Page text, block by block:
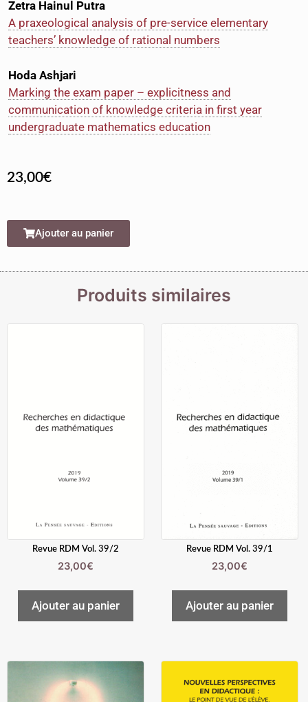
Zetra Hainul Putra
A praxeological analysis of pre-service elementary
teachers’ knowledge of rational numbers
Hoda Ashjari
Marking the exam paper – explicitness and
communication of knowledge criteria in first year
undergraduate mathematics education
23,00€
Ajouter au panier
Produits similaires
Revue RDM Vol. 39/2
23,00€
Ajouter au panier
Revue RDM Vol. 39/1
23,00€
Ajouter au panier